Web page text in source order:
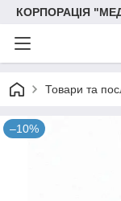
КОРПОРАЦІЯ
Товари та
–10%